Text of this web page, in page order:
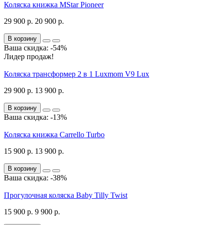
Коляска книжка MStar Pioneer
29 900 р. 20 900 р.
В корзину
Ваша скидка: -54%
Лидер продаж!
Коляска трансформер 2 в 1 Luxmom V9 Lux
29 900 р. 13 900 р.
В корзину
Ваша скидка: -13%
Коляска книжка Carrello Turbo
15 900 р. 13 900 р.
В корзину
Ваша скидка: -38%
Прогулочная коляска Baby Tilly Twist
15 900 р. 9 900 р.